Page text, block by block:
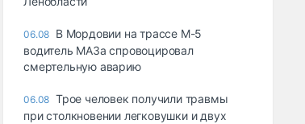
06.08 В Мордовии на трассе М-5
водитель МАЗа спровоцировал
смертельную аварию
06.08 Трое человек получили травмы
при столкновении легковушки и двух